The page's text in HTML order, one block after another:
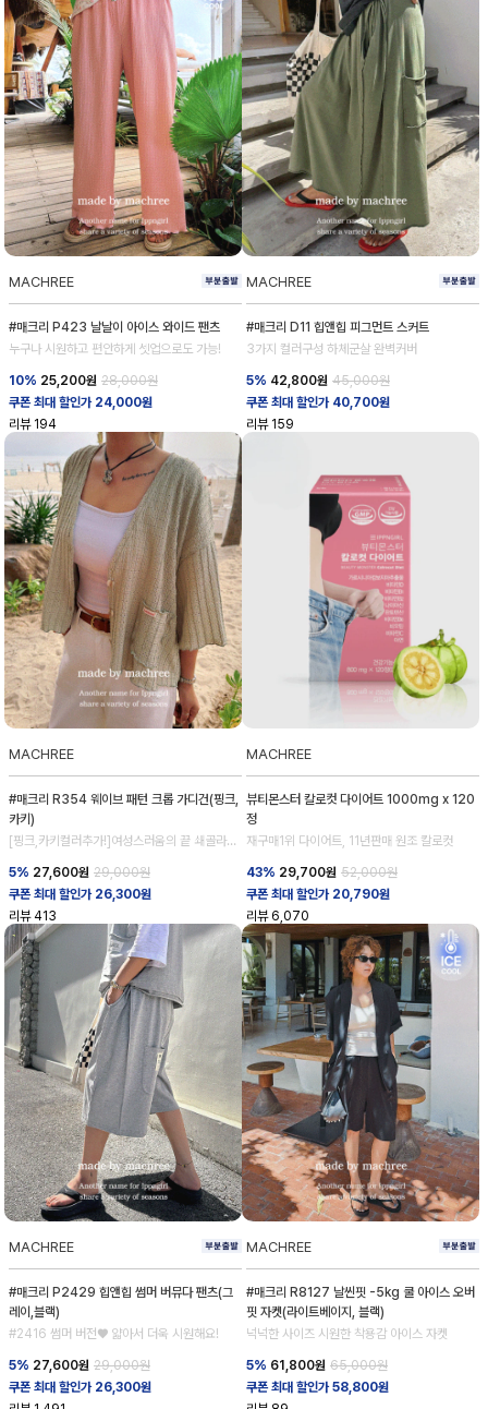
MACHREE
#매크리 P423 날날이 아이스 와이드 팬츠
누구나 시원하고 편안하게 셋업으로도 가능!
10% 25,200원 28,000원
쿠폰 최대 할인가 24,000원
리뷰 194
MACHREE
#매크리 D11 힙앤힙 피그먼트 스커트
3가지 컬러구성 하체군살 완벽커버
5% 42,800원 45,000원
쿠폰 최대 할인가 40,700원
리뷰 159
MACHREE
#매크리 R354 웨이브 패턴 크롭 가디건(핑크,
카키)
[핑크,카키컬러추가!]여성스러움의 끝 쇄골라인
5% 27,600원 29,000원
쿠폰 최대 할인가 26,300원
리뷰 413
MACHREE
뷰티몬스터 칼로컷 다이어트 1000mg x 120
정
재구매1위 다이어트, 11년판매 원조 칼로컷
43% 29,700원 52,000원
쿠폰 최대 할인가 20,790원
리뷰 6,070
MACHREE
#매크리 P2429 힙앤힙 썸머 버뮤다 팬츠(그
레이,블랙)
#2416 썸머 버전♥ 얇아서 더욱 시원해요!
5% 27,600원 29,000원
쿠폰 최대 할인가 26,300원
MACHREE
#매크리 R8127 날씬핏 -5kg 쿨 아이스 오버
핏 자켓(라이트베이지, 블랙)
넉넉한 사이즈 시원한 착용감 아이스 자켓
5% 61,800원 65,000원
쿠폰 최대 할인가 58,800원